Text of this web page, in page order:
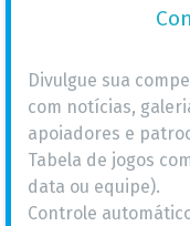
Divulgue sua
com notícias,
apoiadores e
Tabela de jogos
data ou equipe).
Controle